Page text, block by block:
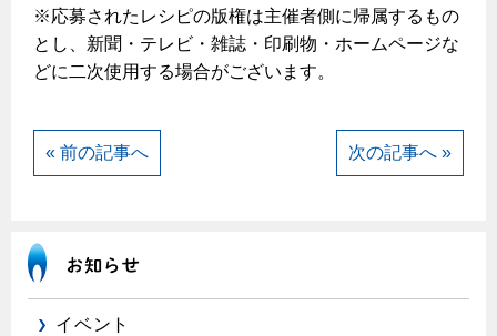
※応募されたレシピの版権は主催者側に帰属するもの
とし、新聞・テレビ・雑誌・印刷物・ホームページな
どに二次使用する場合がございます。
« 前の記事へ 次の記事へ »
イベント